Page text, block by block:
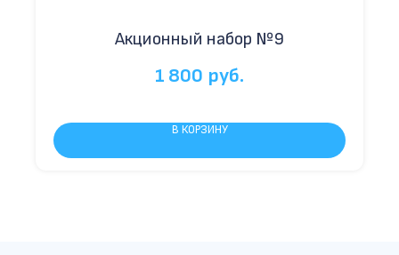
Акционный набор №9
1 800 руб.
В КОРЗИНУ